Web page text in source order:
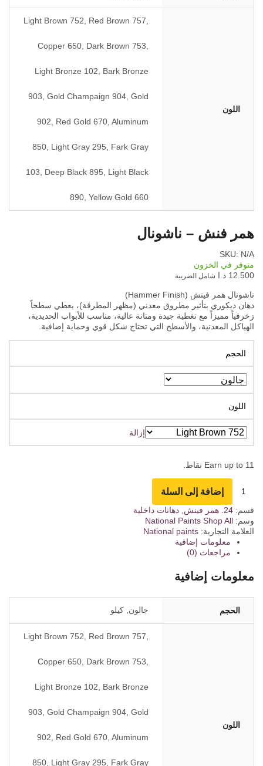
اللون
Light Brown 752, Red Brown 757,
Copper 650, Dark Brown 753,
Light Bronze 102, Bark Bronze
903, Gold Champaign 904, Gold
902, Red Gold 670, Aluminum
850, Light Gray 295, Fark Gray
103, Deep Black 895, Light Black
890, Yellow Gold 660
همر فنش – ناشونال
SKU: N/A
متوفر في الخزون
12.500 د.ا شامل الضريبة
ناشونال همر فينش (Hammer Finish)
دهان ديكوري بتأثير مطروق معدني (مظهر المطرقة)، يعطي سطحاً
زخرفياً مميزاً مع تغطية جيدة ومتانة عالية، مناسب للأبواب الحديدية،
الهياكل المعدنية، والأسطح التي تحتاج شكل قوي وحماية إضافية.
الحجم
اللون
إزالة
Earn up to 11 نقاط.
إضافة إلى السلة
قسم: 24. همر فينش
دهانات داخلية
وسم:
National Paints Shop All
العلامة التجارية: National paints
معلومات إضافية
مراجعات (0)
معلومات إضافية
الحجم جالون, كيلو
اللون
Light Brown 752, Red Brown 757,
Copper 650, Dark Brown 753,
Light Bronze 102, Bark Bronze
903, Gold Champaign 904, Gold
902, Red Gold 670, Aluminum
850, Light Gray 295, Fark Gray